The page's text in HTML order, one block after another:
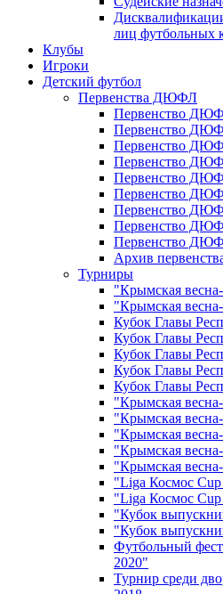
лиц футбольных
Клубы
Игроки
Детский футбол
Первенства ДЮФЛ
Первенство
Первенство
Первенство
Первенство
Первенство
Первенство
Первенство
Первенство
Первенство
Архив
Турниры
"Крымская
"Крымская
Кубок Главы
Кубок Главы
Кубок Главы
Кубок Главы
Кубок Главы
"Крымская
"Крымская
"Крымская
"Крымская
"Крымская
"Liga Космос
"Liga Космос
"Кубок
"Кубок
Футбольный
2020"
Турнир среди